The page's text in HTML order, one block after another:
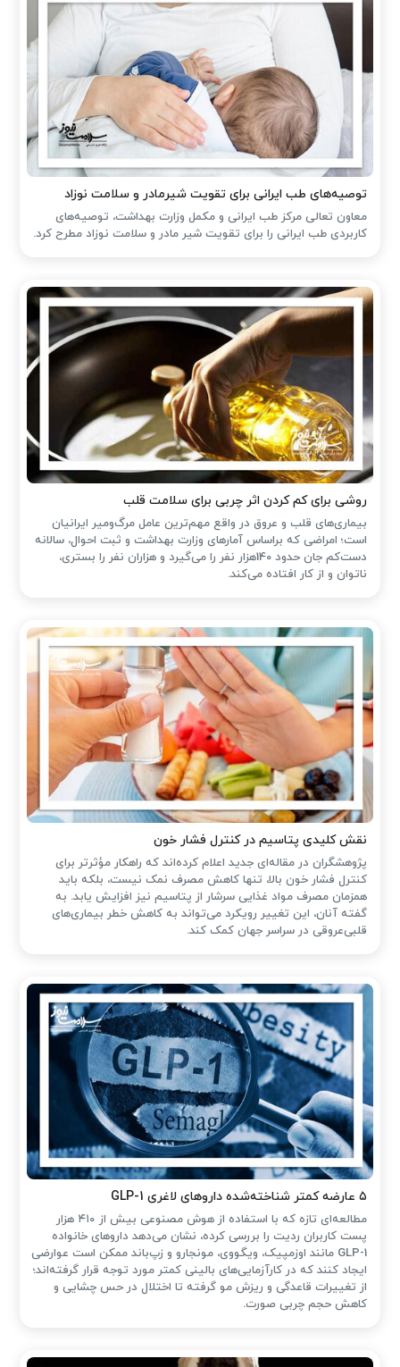
توصیه‌های طب ایرانی برای تقویت شیرمادر و سلامت نوزاد
معاون تعالی مرکز طب ایرانی و مکمل وزارت بهداشت، توصیه‌های
کاربردی طب ایرانی را برای تقویت شیر مادر و سلامت نوزاد مطرح کرد.
روشی برای کم کردن اثر چربی برای سلامت قلب
بیماری‌های قلب و عروق در واقع مهم‌ترین عامل مرگ‌ومیر ایرانیان
است؛ امراضی که براساس آمارهای وزارت بهداشت و ثبت احوال، سالانه
دست‌کم جان حدود 140هزار نفر را می‌گیرد و هزاران نفر را بستری،
ناتوان و از کار افتاده می‌کند.
نقش کلیدی پتاسیم در کنترل فشار خون
پژوهشگران در مقاله‌ای جدید اعلام کرده‌اند که راهکار مؤثرتر برای
کنترل فشار خون بالا، تنها کاهش مصرف نمک نیست، بلکه باید
همزمان مصرف مواد غذایی سرشار از پتاسیم نیز افزایش یابد. به
گفته آنان، این تغییر رویکرد می‌تواند به کاهش خطر بیماری‌های
قلبی‌عروقی در سراسر جهان کمک کند.
۵ عارضه کمتر شناخته‌شده داروهای لاغری GLP-1
مطالعه‌ای تازه که با استفاده از هوش مصنوعی بیش از ۴۱۰ هزار
پست کاربران ردیت را بررسی کرده، نشان می‌دهد داروهای خانواده
GLP-1 مانند اوزمپیک، ویگووی، مونجارو و زپ‌باند ممکن است عوارضی
ایجاد کنند که در کارآزمایی‌های بالینی کمتر مورد توجه قرار گرفته‌اند؛
از تغییرات قاعدگی و ریزش مو گرفته تا اختلال در حس چشایی و
کاهش حجم چربی صورت.